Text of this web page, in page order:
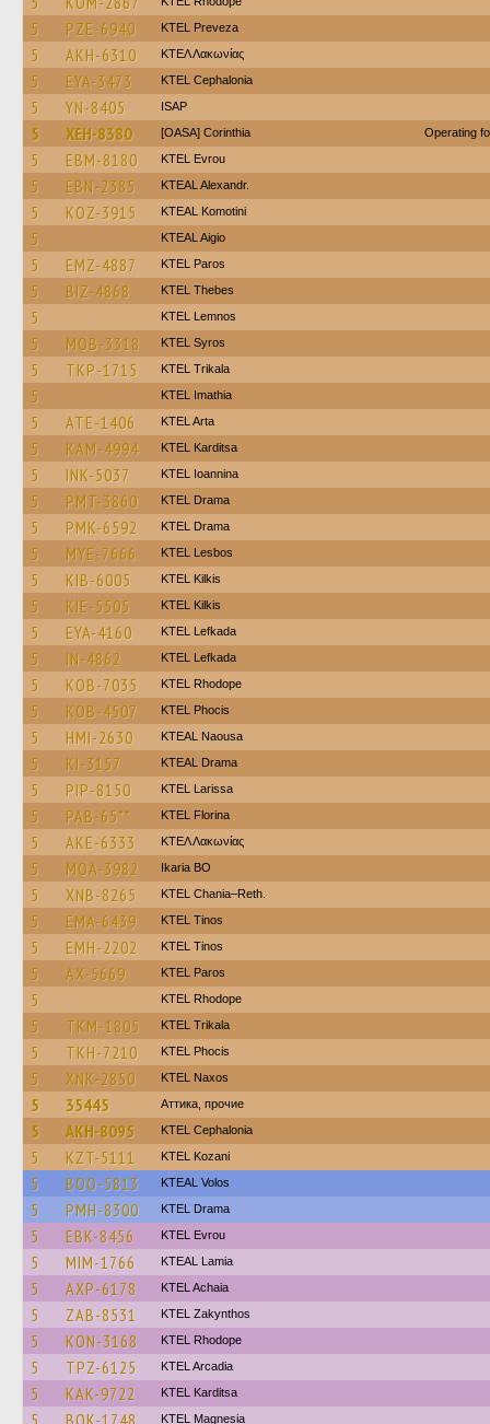
5 PZE-6940 KTEL Preveza
5 AKH-6310 ΚΤΕΛ Λακωνίας
5 EYA-3473 KTEL Cephalonia
5 YN-8405 ISAP
5 XEH-8380 [OASA] Corinthia Operating
5 EBM-8180 KTEL Evrou
5 EBN-2385 KTEAL Alexandr.
5 KOZ-3915 KTEAL Komotini
5 KTEAL Aigio
5 EMZ-4887 KTEL Paros
5 BIZ-4868 KTEL Thebes
5 KTEL Lemnos
5 MOB-3318 KTEL Syros
5 TKP-1715 ΚΤΕL Τrikala
5 KTEL Imathia
5 ATE-1406 KTEL Arta
5 KAM-4994 ΚΤΕL Karditsa
5 INK-5037 KTEL Ioannina
5 PMT-3860 KTEL Drama
5 PMK-6592 KTEL Drama
5 MYE-7666 KTEL Lesbos
5 KIB-6005 KTEL Kilkis
5 KIE-5505 KTEL Kilkis
5 EYA-4160 KTEL Lefkada
5 IN-4862 KTEL Lefkada
5 KOB-7035 KTEL Rhodope
5 KOB-4507 ΚΤΕL Phocis
5 HMI-2630 KTEAL Naousa
5 KI-3157 KTEAL Drama
5 PIP-8150 KTEL Larissa
5 PAB-65** KTEL Florina
5 AKE-6333 ΚΤΕΛ Λακωνίας
5 MOA-3982 Ikaria BO
5 XNB-8265 KTEL Chania–Reth.
5 EMA-6439 KTEL Tinos
5 EMH-2202 KTEL Tinos
5 AX-5669 KTEL Paros
5 KTEL Rhodope
5 TKM-1805 ΚΤΕL Τrikala
5 TKH-7210 ΚΤΕL Phocis
5 XNK-2850 KTEL Naxos
5 35445 Аттика, прочие
5 AKH-8095 KTEL Cephalonia
5 KZT-5111 ΚΤΕL Kozani
5 BOO-5813 KTEAL Volos
5 PMH-8300 KTEL Drama
5 EBK-8456 KTEL Evrou
5 MIM-1766 KTEAL Lamia
5 AXP-6178 KTEL Achaia
5 ZAB-8531 KTEL Zakynthos
5 KON-3168 KTEL Rhodope
5 TPZ-6125 KTEL Arcadia
5 KAK-9722 ΚΤΕL Karditsa
5 BOK-1748 ΚΤΕL Magnesia